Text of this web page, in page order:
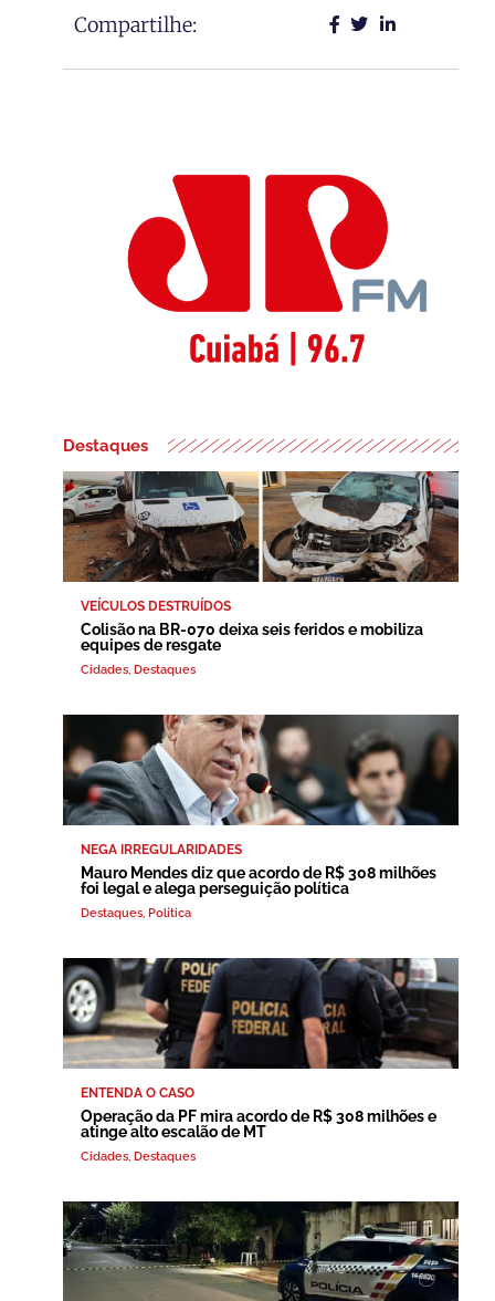
Compartilhe:
Destaques
VEÍCULOS DESTRUÍDOS
Colisão na BR-070 deixa seis feridos e mobiliza
equipes de resgate
Cidades Destaques
NEGA IRREGULARIDADES
Mauro Mendes diz que acordo de R$ 308 milhões
foi legal e alega perseguição política
Destaques Política
ENTENDA O CASO
Operação da PF mira acordo de R$ 308 milhões e
atinge alto escalão de MT
Cidades Destaques